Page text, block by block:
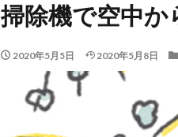
掃除機で空中か
2020年5月5日 2020年5月8日